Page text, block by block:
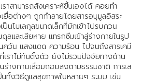
าสามารถสังเคราะห์ขึ้นเองได้ คอยทำ
ยื่อต่างๆ ถูกทำลายโดยสารอนุมูลอิสระ
นโมเลกุลขนาดเล็กที่มักเข้าไปรบกวน
ลและเสียหาย แทรกซึมเข้าสู่ร่างกายในรูป
วัน แสงแดด ความร้อน ไปจนถึงสารเคมี
ราไม่ทันตั้งตัว ยังไม่รวมปัจจัยทางด้าน
ร่างกายเสื่อมถอยลงตามธรรมชาติ การเส
ทั้งวิธีดูแลสุขภาพในหลายๆ ระบบ เช่น